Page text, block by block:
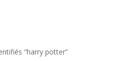
“harry potter”